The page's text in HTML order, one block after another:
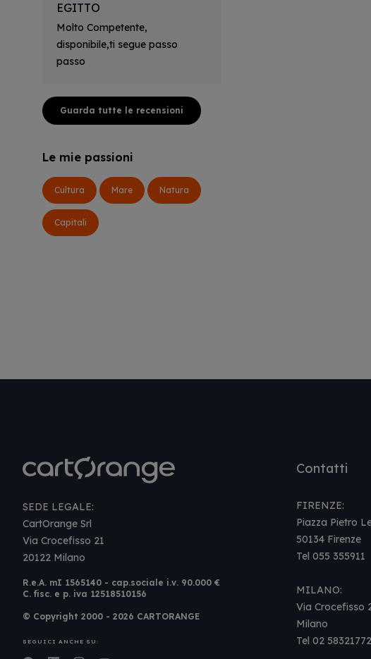
EGITTO
Molto Competente,
disponibile,ti segue passo
passo
Guarda tutte le recensioni
Le mie passioni
Cultura Mare Natura
Capitali
SEDE LEGALE:
CartOrange Srl
Via Crocefisso 21
20122 Milano
R.e.A. mI 1565140 - cap.sociale i.v. 90.000 €
C. fisc. e p. iva 12518510156
© Copyright 2000 - 2026 CARTORANGE
SEGUICI ANCHE SU:
Contatti
FIRENZE:
Piazza Pietro
50134 Firenze
Tel 055 355911
MILANO:
Via Crocefisso
Milano
Tel 02 58321772